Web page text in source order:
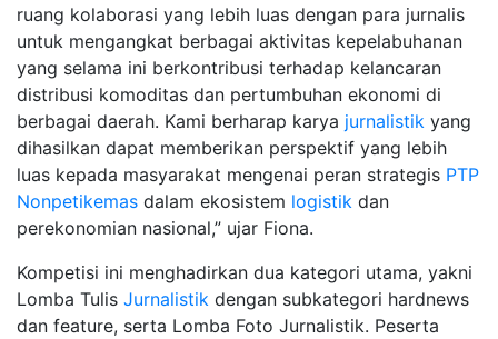
ruang kolaborasi yang lebih luas dengan para jurnalis
untuk mengangkat berbagai aktivitas kepelabuhanan
yang selama ini berkontribusi terhadap kelancaran
distribusi komoditas dan pertumbuhan ekonomi di
berbagai daerah. Kami berharap karya jurnalistik yang
dihasilkan dapat memberikan perspektif yang lebih
luas kepada masyarakat mengenai peran strategis PTP
Nonpetikemas dalam ekosistem logistik dan
perekonomian nasional,” ujar Fiona.
Kompetisi ini menghadirkan dua kategori utama, yakni
Lomba Tulis Jurnalistik dengan subkategori hardnews
dan feature, serta Lomba Foto Jurnalistik. Peserta